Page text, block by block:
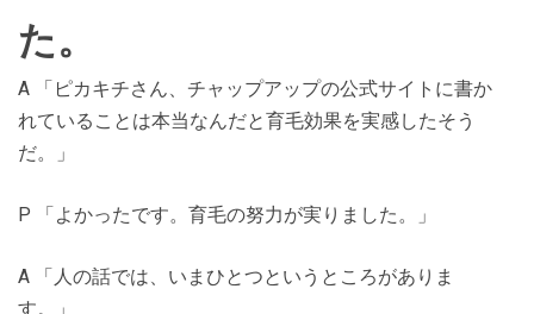
た。
A 「ピカキチさん、チャップアップの公式サイトに書か
れていることは本当なんだと育毛効果を実感したそう
だ。」
P 「よかったです。育毛の努力が実りました。」
A 「人の話では、いまひとつというところがありま
す。」